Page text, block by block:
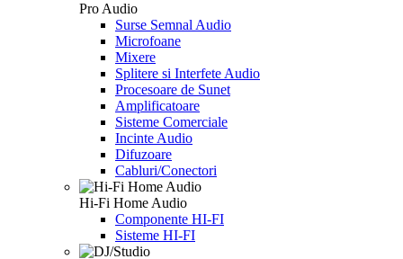
Pro Audio
Surse Semnal Audio
Microfoane
Mixere
Splitere si Interfete Audio
Procesoare de Sunet
Amplificatoare
Sisteme Comerciale
Incinte Audio
Difuzoare
Cabluri/Conectori
Hi-Fi Home Audio
Componente HI-FI
Sisteme HI-FI